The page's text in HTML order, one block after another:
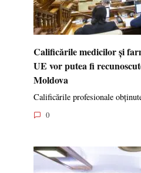
Calificările medicilor și
UE vor putea fi
Moldova
Calificările profesionale
0